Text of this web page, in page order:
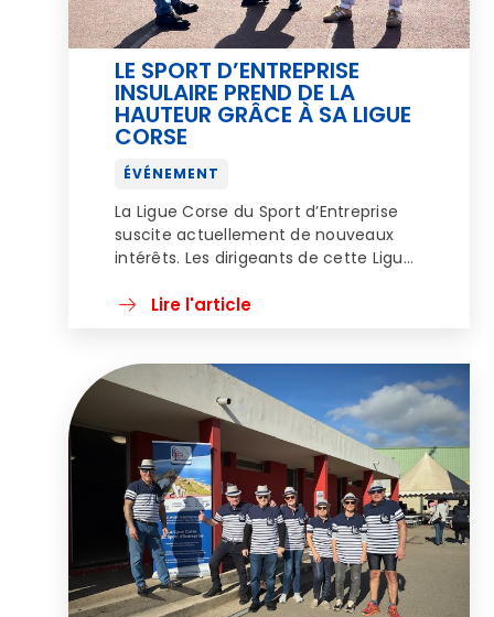
LE SPORT D’ENTREPRISE
INSULAIRE PREND DE LA
HAUTEUR GRÂCE À SA LIGUE
CORSE
ÉVÉNEMENT
La Ligue Corse du Sport d’Entreprise
suscite actuellement de nouveaux
intérêts. Les dirigeants de cette Ligue
de nouvelles ambitions, mais toujours
redynamiser la pratique du sport dans
le monde de l’entreprise. Faire du
sport à son rythme, entre collègues,
et pouvoir […]
Lire l'article